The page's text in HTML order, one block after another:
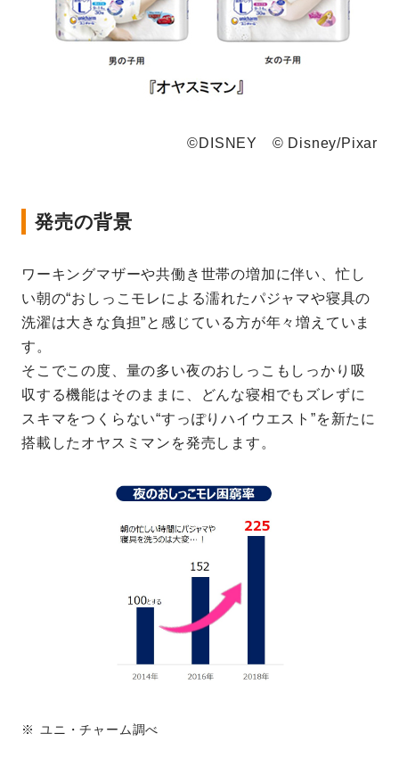
©DISNEY © Disney/Pixar
発売の背景
ワーキングマザーや共働き世帯の増加に伴い、忙し
い朝の“おしっこモレによる濡れたパジャマや寝具の
洗濯は大きな負担”と感じている方が年々増えていま
す。
そこでこの度、量の多い夜のおしっこもしっかり吸
収する機能はそのままに、どんな寝相でもズレずに
スキマをつくらない“すっぽりハイウエスト”を新たに
搭載したオヤスミマンを発売します。
ユニ・チャーム調べ